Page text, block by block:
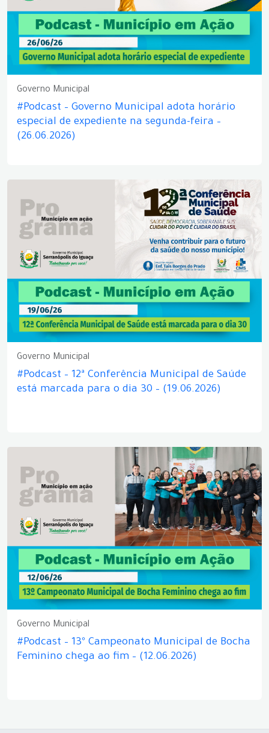
Governo Municipal
#Podcast – Governo Municipal adota horário
especial de expediente na segunda-feira –
(26.06.2026)
Governo Municipal
#Podcast – 12ª Conferência Municipal de Saúde
está marcada para o dia 30 – (19.06.2026)
Governo Municipal
#Podcast – 13º Campeonato Municipal de Bocha
Feminino chega ao fim – (12.06.2026)